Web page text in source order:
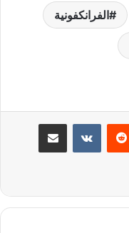
الفرانكفونية